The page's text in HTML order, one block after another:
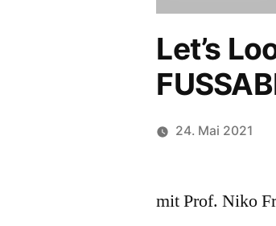
Let’s
24. Mai 2021
mit Prof. Niko